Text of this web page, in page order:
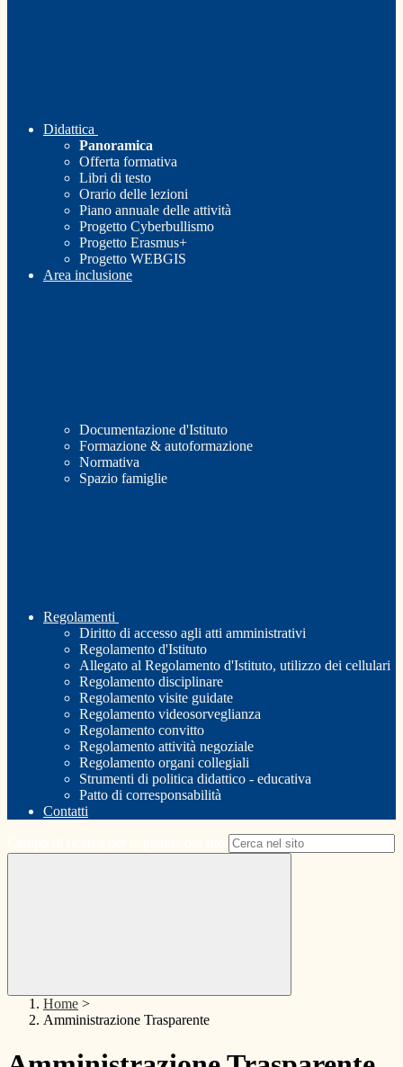
Didattica
Panoramica
Offerta formativa
Libri di testo
Orario delle lezioni
Piano annuale delle attività
Progetto Cyberbullismo
Progetto Erasmus+
Progetto WEBGIS
Area inclusione
Documentazione d'Istituto
Formazione & autoformazione
Normativa
Spazio famiglie
Regolamenti
Diritto di accesso agli atti amministrativi
Regolamento d'Istituto
Allegato al Regolamento d'Istituto, utilizzo dei cellulari
Regolamento disciplinare
Regolamento visite guidate
Regolamento videosorveglianza
Regolamento convitto
Regolamento attività negoziale
Regolamento organi collegiali
Strumenti di politica didattico - educativa
Patto di corresponsabilità
Contatti
Home >
Amministrazione Trasparente